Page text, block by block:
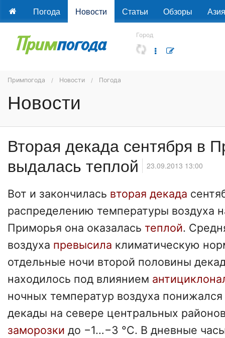
Погода Новости Статьи Обзоры Азия
Город
Примпогода Новости Погода
Новости
Вторая декада сентября в
выдалась теплой
23.09.2013 13:00
Вот и закончилась вторая декада
распределению температуры воздуха
Приморья она оказалась теплой.
воздуха превысила климатическую
отдельные ночи второй половины
находилось под влиянием
ночных температур воздуха
декады на севере центральных
заморозки до −1…−3 °C. В дневные